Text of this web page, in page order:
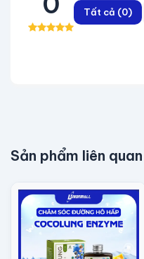
Tất cả (0)
Sản phẩm liên quan